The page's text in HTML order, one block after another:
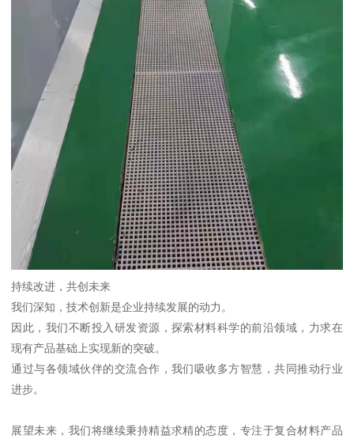
持续改进，共创未来
我们深知，技术创新是企业持续发展的动力。
因此，我们不断投入研发资源，探索材料科学的前沿领域，力求在
现有产品基础上实现新的突破。
通过与各领域伙伴的交流合作，我们吸收多方智慧，共同推动行业
进步。
展望未来，我们将继续秉持精益求精的态度，专注于复合材料产品